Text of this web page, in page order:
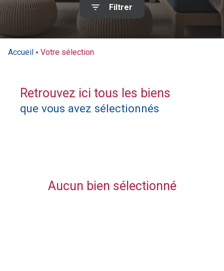
Contact
Filtrer
Accueil Votre sélection
Retrouvez ici tous les biens
que vous avez sélectionnés
Aucun bien sélectionné